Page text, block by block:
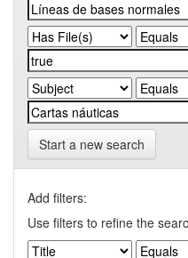
Start a new search
Add filters:
Use filters to refine the